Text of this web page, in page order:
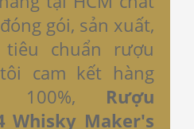
gói, sản xuất,
chuẩn rượu
cam kết hàng
100%, Rượu
Whisky Maker's